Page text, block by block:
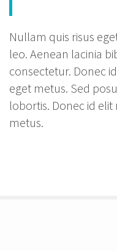
Nullam quis risus
leo. Aenean lacinia
consectetur. Donec
eget metus. Sed
lobortis. Donec id
metus.